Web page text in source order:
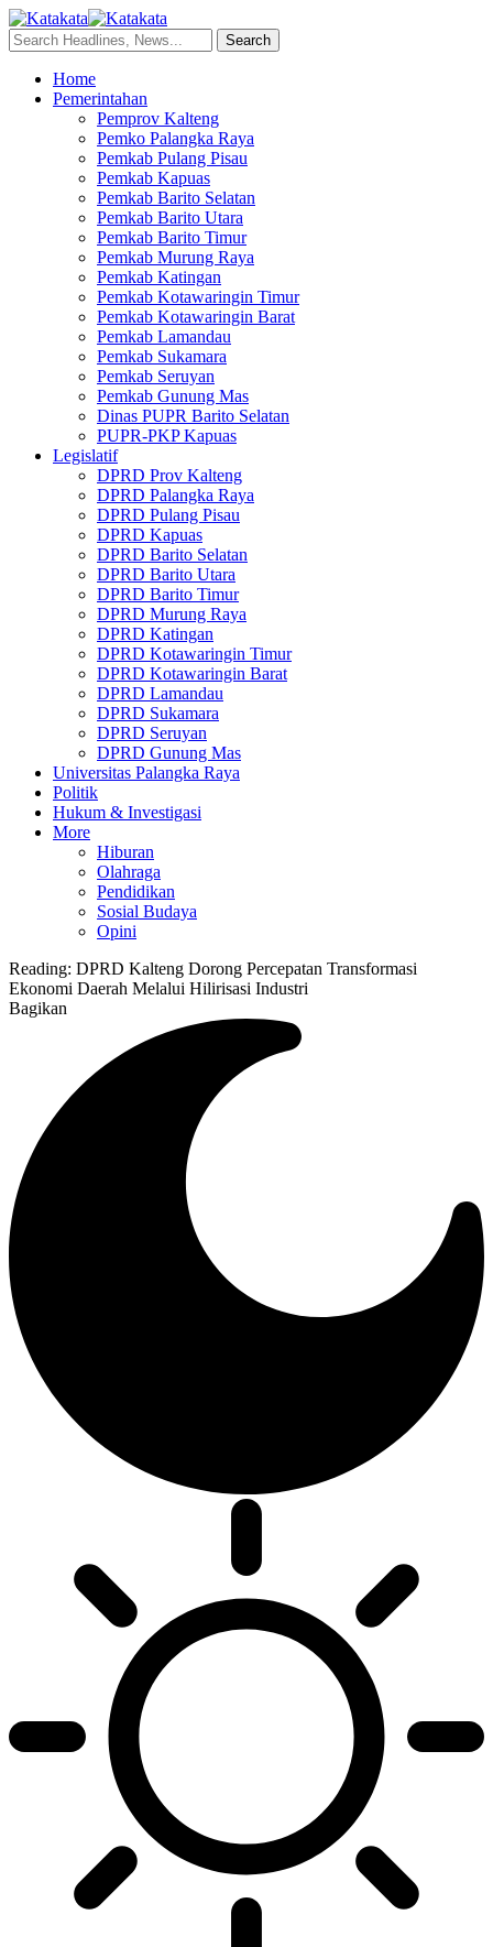
Home
Pemerintahan
Pemprov Kalteng
Pemko Palangka Raya
Pemkab Pulang Pisau
Pemkab Kapuas
Pemkab Barito Selatan
Pemkab Barito Utara
Pemkab Barito Timur
Pemkab Murung Raya
Pemkab Katingan
Pemkab Kotawaringin Timur
Pemkab Kotawaringin Barat
Pemkab Lamandau
Pemkab Sukamara
Pemkab Seruyan
Pemkab Gunung Mas
Dinas PUPR Barito Selatan
PUPR-PKP Kapuas
Legislatif
DPRD Prov Kalteng
DPRD Palangka Raya
DPRD Pulang Pisau
DPRD Kapuas
DPRD Barito Selatan
DPRD Barito Utara
DPRD Barito Timur
DPRD Murung Raya
DPRD Katingan
DPRD Kotawaringin Timur
DPRD Kotawaringin Barat
DPRD Lamandau
DPRD Sukamara
DPRD Seruyan
DPRD Gunung Mas
Universitas Palangka Raya
Politik
Hukum & Investigasi
More
Hiburan
Olahraga
Pendidikan
Sosial Budaya
Opini
Reading: DPRD Kalteng Dorong Percepatan Transformasi
Ekonomi Daerah Melalui Hilirisasi Industri
Bagikan